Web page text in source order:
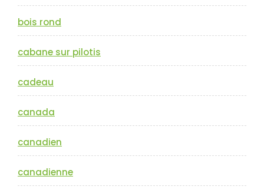
bois rond
cabane sur pilotis
cadeau
canada
canadien
canadienne